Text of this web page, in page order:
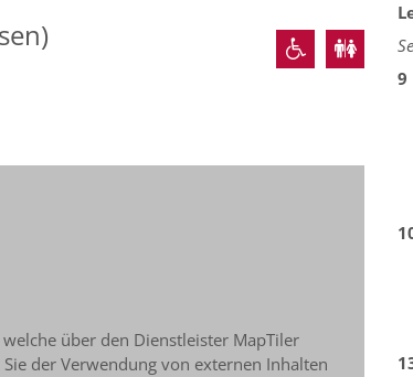
über den Dienstleister MapTiler
der Verwendung von externen Inhalten
9